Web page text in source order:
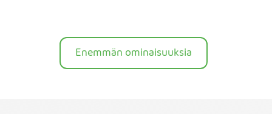
Enemmän ominaisuuksia